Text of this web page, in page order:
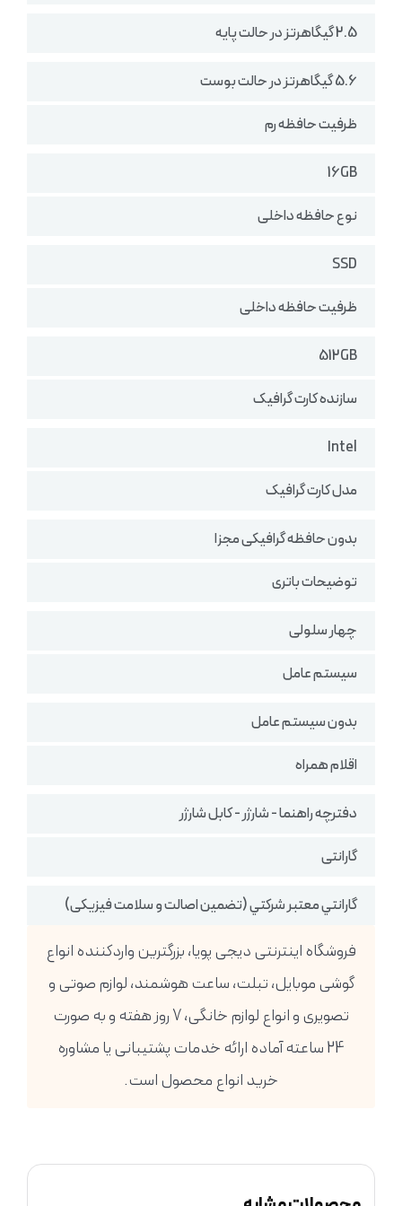
2.5 گیگاهرتز در حالت پایه
5.6 گیگاهرتز در حالت بوست
ظرفیت حافظه رم
16GB
نوع حافظه داخلی
SSD
ظرفیت حافظه داخلی
512GB
سازنده کارت گرافیک
Intel
مدل کارت گرافیک
بدون حافظه گرافیکی مجزا
توضیحات باتری
چهار سلولی
سیستم عامل
بدون سیستم عامل
اقلام همراه
دفترچه راهنما - شارژر - کابل شارژر
گارانتی
گارانتي معتبر شركتي (تضمين اصالت و سلامت فیزیکی)
فروشگاه اینترنتی دیجی پویا، بزرگترین واردکننده انواع
گوشی موبایل، تبلت، ساعت هوشمند، لوازم صوتی و
تصویری و انواع لوازم خانگی، 7 روز هفته و به صورت
24 ساعته آماده ارائه خدمات پشتیبانی یا مشاوره
خرید انواع محصول است.